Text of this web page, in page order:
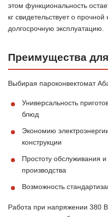
этом функциональность
кг свидетельствует о
долгосрочную эксплуатацию.
Преимущества
Выбирая пароконвектомат
Универсальность
блюд
Экономию
конструкции
Простоту обслуживания
производства
Возможность
Работа при напряжении 380